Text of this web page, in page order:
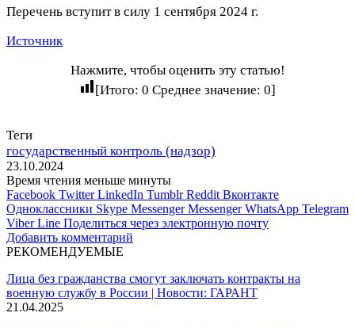
Перечень вступит в силу 1 сентября 2024 г.
Источник
Нажмите, чтобы оценить эту статью!
[Итого: 0 Среднее значение: 0]
Теги
государственный контроль (надзор)
23.10.2024
Время чтения меньше минуты
Facebook Twitter LinkedIn Tumblr Reddit Вконтакте
Одноклассники Skype Messenger Messenger WhatsApp Telegram
Viber Line Поделиться через электронную почту
Добавить комментарий
РЕКОМЕНДУЕМЫЕ
Лица без гражданства смогут заключать контракты на
военную службу в России | Новости: ГАРАНТ
21.04.2025